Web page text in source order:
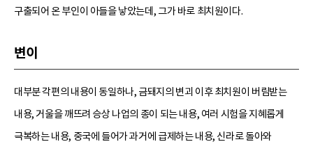
구출되어 온 부인이 아들을 낳았는데, 그가 바로 최치원이다.
변이
대부분 각편의 내용이 동일하나, 금돼지의 변괴 이후 최치원이 버림받는
내용, 거울을 깨뜨려 승상 나업의 종이 되는 내용, 여러 시험을 지혜롭게
극복하는 내용, 중국에 들어가 과거에 급제하는 내용, 신라로 돌아와